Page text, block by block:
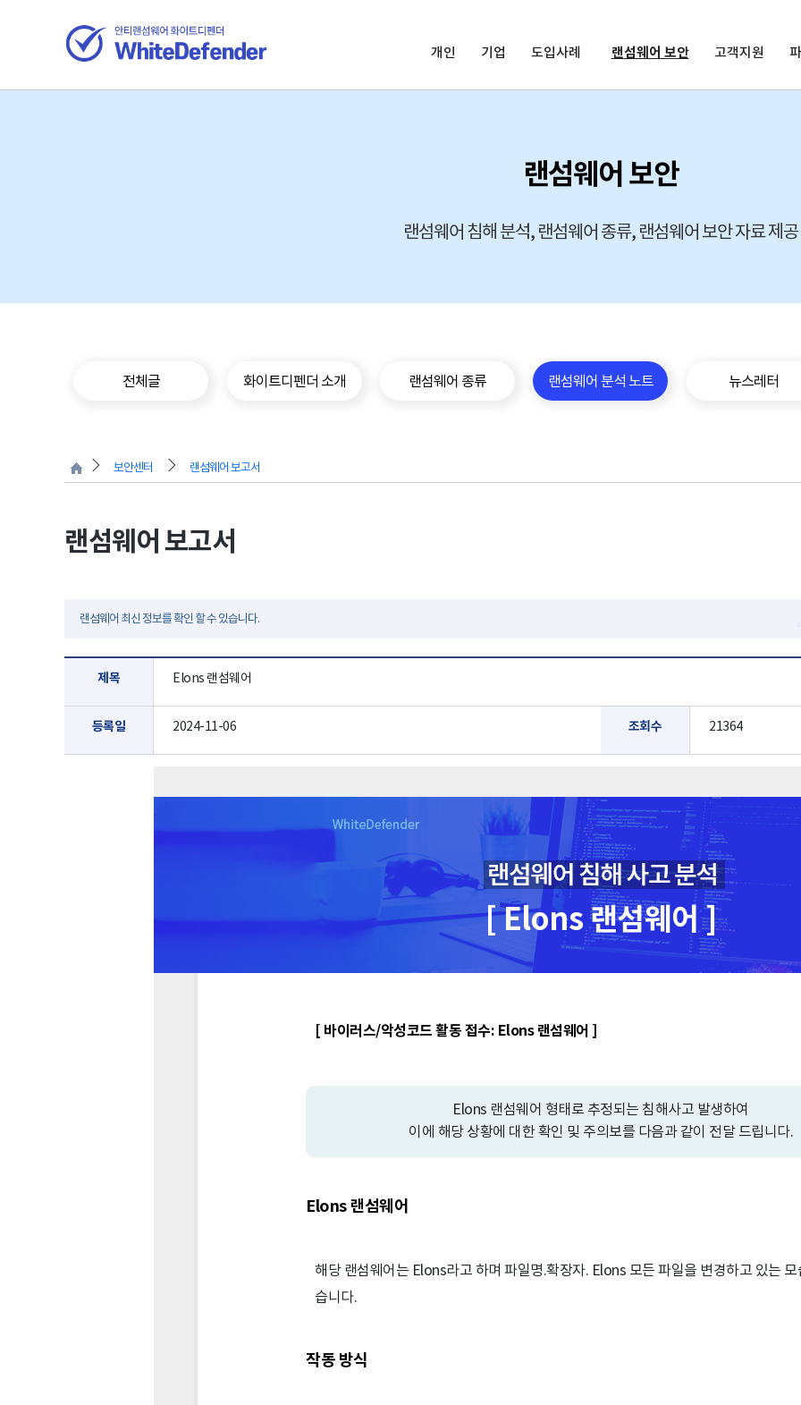
개인 기업 도입사례 랜섬웨어 보안 고객지원
랜섬웨어 보안
랜섬웨어 침해 분석, 랜섬웨어 종류, 랜섬웨어 보안 자료 제공
전체글 화이트디펜더 소개 랜섬웨어 종류 랜섬웨어 분석 노트 뉴스레터
보안센터 랜섬웨어 보고서
랜섬웨어 보고서
랜섬웨어 최신 정보를 확인 할 수 있습니다.
제목 Elons 랜섬웨어
등록일 2024-11-06 조회수 21364
[ Elons 랜섬웨어 ]
[ 바이러스/악성코드 활동 접수: Elons 랜섬웨어 ]
Elons 랜섬웨어 형태로 추정되는 침해사고 발생하여
이에 해당 상황에 대한 확인 및 주의보를 다음과 같이 전달 드립니다.
Elons 랜섬웨어
해당 랜섬웨어는 Elons라고 하며 파일명.확장자. Elons 모든 파일을 변경하고 있는 모
습니다.
작동 방식